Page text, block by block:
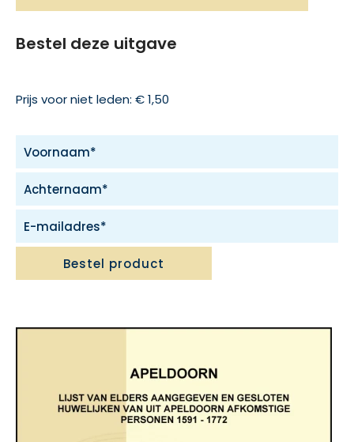
Bestel deze uitgave
Prijs voor niet leden: € 1,50
Bestel product